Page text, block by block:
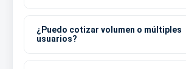
¿Puedo cotizar volumen o múltiples
usuarios?